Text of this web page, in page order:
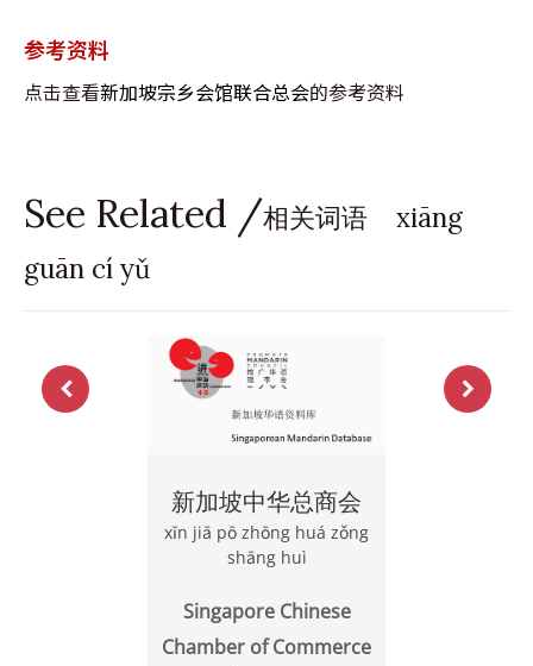
参考资料
点击查看新加坡宗乡会馆联合总会的参考资料
See Related /相关词语 xiāng
guān cí yǔ
新加坡中华总商会
xīn jiā pō zhōng huá zǒng
shāng huì
Singapore Chinese
Chamber of Commerce